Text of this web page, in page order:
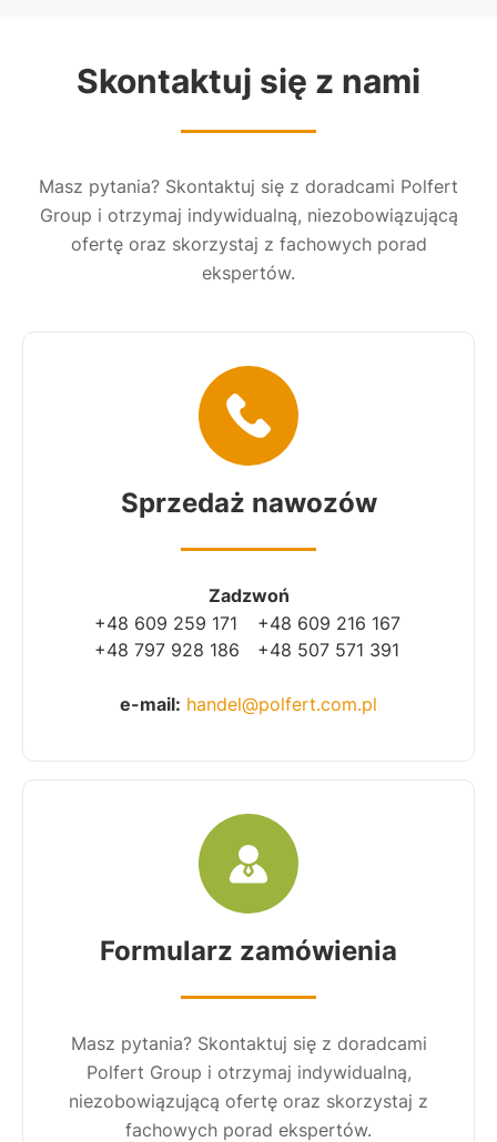
Skontaktuj się z nami
Masz pytania? Skontaktuj się z doradcami Polfert
Group i otrzymaj indywidualną, niezobowiązującą
ofertę oraz skorzystaj z fachowych porad
ekspertów.
Sprzedaż nawozów
Zadzwoń
+48 609 259 171
+48 609 216 167
+48 797 928 186
+48 507 571 391
e-mail: handel@polfert.com.pl
Formularz zamówienia
Masz pytania? Skontaktuj się z doradcami
Polfert Group i otrzymaj indywidualną,
niezobowiązującą ofertę oraz skorzystaj z
fachowych porad ekspertów.